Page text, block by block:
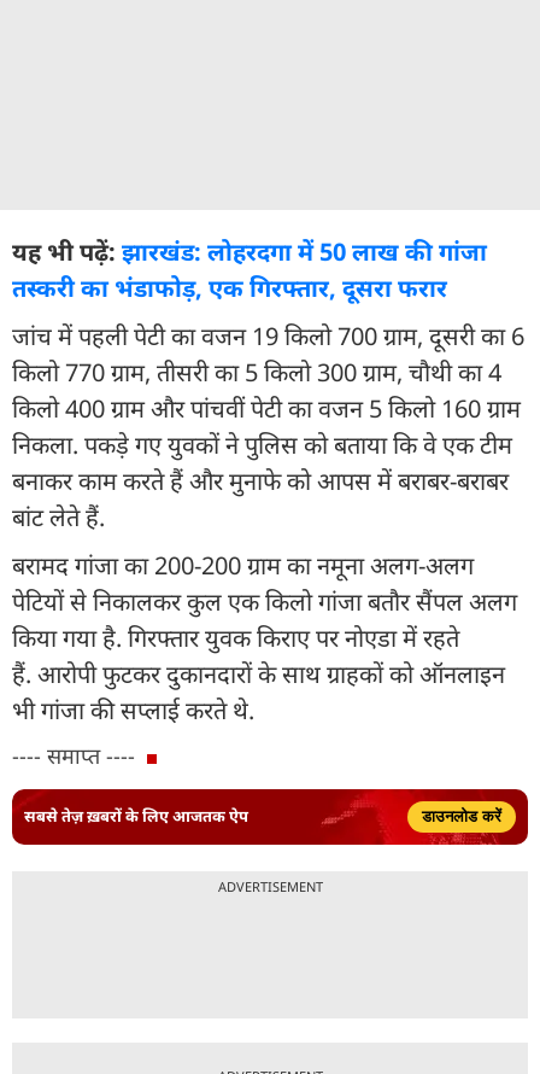
यह भी पढ़ें: झारखंड: लोहरदगा में 50 लाख की गांजा
तस्करी का भंडाफोड़, एक गिरफ्तार, दूसरा फरार
जांच में पहली पेटी का वजन 19 किलो 700 ग्राम, दूसरी का 6
किलो 770 ग्राम, तीसरी का 5 किलो 300 ग्राम, चौथी का 4
किलो 400 ग्राम और पांचवीं पेटी का वजन 5 किलो 160 ग्राम
निकला. पकड़े गए युवकों ने पुलिस को बताया कि वे एक टीम
बनाकर काम करते हैं और मुनाफे को आपस में बराबर-बराबर
बांट लेते हैं.
बरामद गांजा का 200-200 ग्राम का नमूना अलग-अलग
पेटियों से निकालकर कुल एक किलो गांजा बतौर सैंपल अलग
किया गया है. गिरफ्तार युवक किराए पर नोएडा में रहते
हैं. आरोपी फुटकर दुकानदारों के साथ ग्राहकों को ऑनलाइन
भी गांजा की सप्लाई करते थे.
---- समाप्त ----
सबसे तेज़ ख़बरों के लिए आजतक ऐप डाउनलोड करें
ADVERTISEMENT